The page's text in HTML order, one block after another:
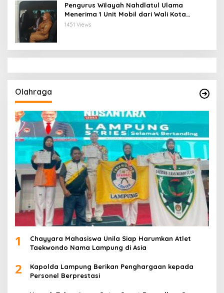
Pengurus Wilayah Nahdlatul Ulama
Menerima 1 Unit Mobil dari Wali Kota
Bandar Lampung
1451 Views
Olahraga
1
Chayyara Mahasiswa Unila Siap Harumkan Atlet
Taekwondo Nama Lampung di Asia
2
Kapolda Lampung Berikan Penghargaan kepada
Personel Berprestasi